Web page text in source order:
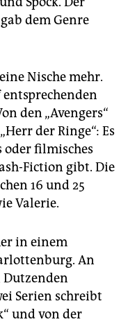
dem Genre
Nische mehr.
den „Avengers“
der Ringe“: Es
filmisches
Fiction gibt. Die
16 und 25
Valerie.
in einem
An
Dutzenden
Serien schreibt
und von der